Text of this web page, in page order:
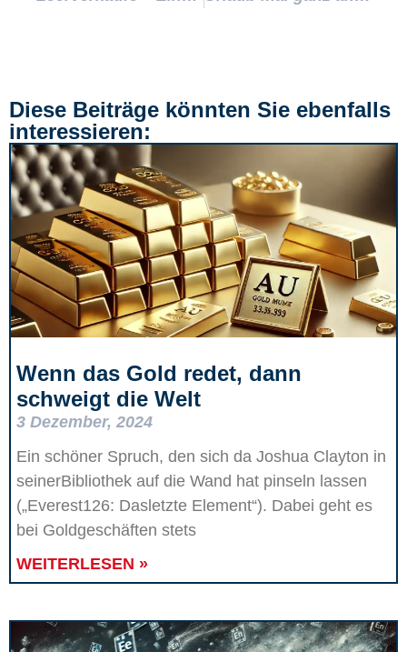
Diese Beiträge könnten Sie ebenfalls
interessieren:
Wenn das Gold redet, dann
schweigt die Welt
3 Dezember, 2024
Ein schöner Spruch, den sich da Joshua Clayton in
seinerBibliothek auf die Wand hat pinseln lassen
(„Everest126: Dasletzte Element“). Dabei geht es
bei Goldgeschäften stets
WEITERLESEN »